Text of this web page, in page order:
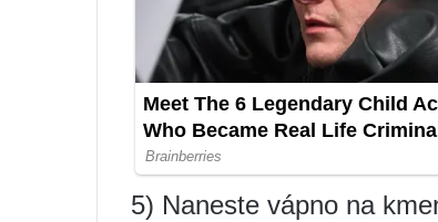
5) Naneste vápno na